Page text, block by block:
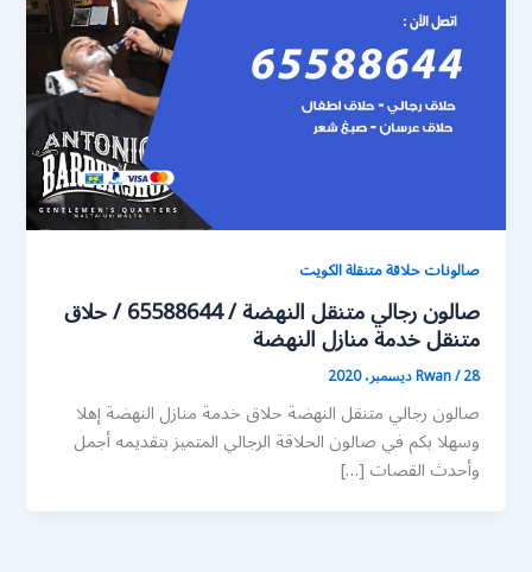
صالونات حلاقة متنقلة الكويت
صالون رجالي متنقل النهضة / 65588644 / حلاق
متنقل خدمة منازل النهضة
Rwan/28 ديسمبر، 2020
صالون رجالي متنقل النهضة حلاق خدمة منازل النهضة إهلا
وسهلا بكم في صالون الحلاقة الرجالي المتميز بتقديمه أجمل
وأحدث القصات […]